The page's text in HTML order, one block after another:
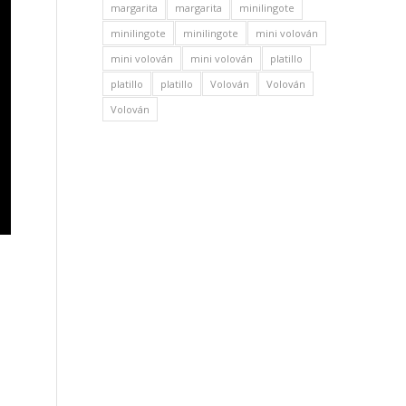
margarita margarita
minilingote
minilingote
minilingote
mini volován
mini volován
mini volován
platillo
platillo
platillo Volován
Volován
Volován